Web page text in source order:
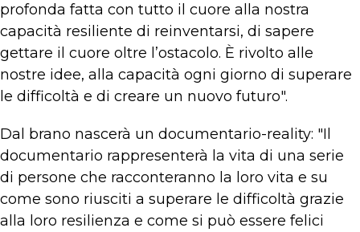
profonda fatta con tutto il cuore alla nostra
capacità resiliente di reinventarsi, di sapere
gettare il cuore oltre l’ostacolo. È rivolto alle
nostre idee, alla capacità ogni giorno di superare
le difficoltà e di creare un nuovo futuro".
Dal brano nascerà un documentario-reality: "Il
documentario rappresenterà la vita di una serie
di persone che racconteranno la loro vita e su
come sono riusciti a superare le difficoltà grazie
alla loro resilienza e come si può essere felici